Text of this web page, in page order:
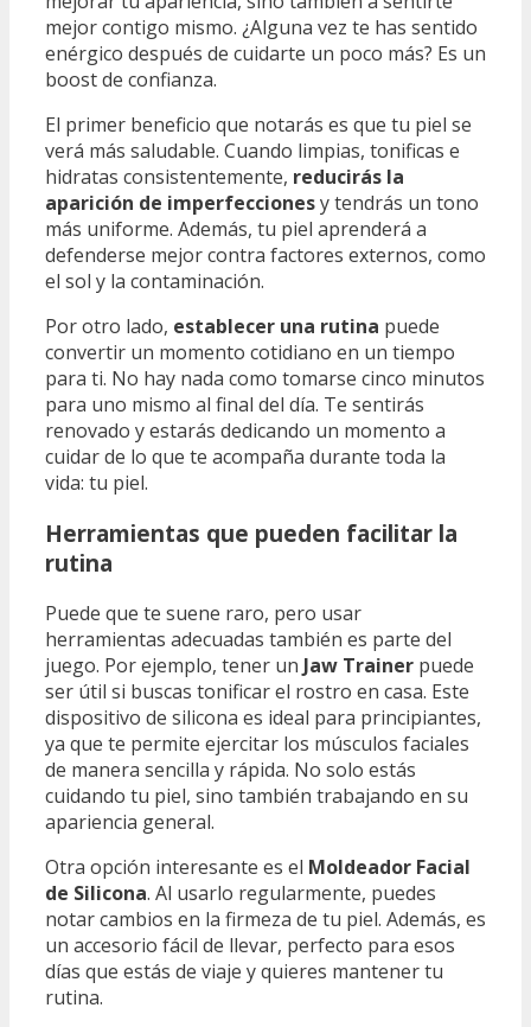
mejor contigo mismo. ¿Alguna vez te has sentido
enérgico después de cuidarte un poco más? Es un
boost de confianza.
El primer beneficio que notarás es que tu piel se
verá más saludable. Cuando limpias, tonificas e
hidratas consistentemente, reducirás la
aparición de imperfeccionesy tendrás un tono
más uniforme. Además, tu piel aprenderá a
defenderse mejor contra factores externos, como
el sol y la contaminación.
Por otro lado, establecer una rutina puede
convertir un momento cotidiano en un tiempo
para ti. No hay nada como tomarse cinco minutos
para uno mismo al final del día. Te sentirás
renovado y estarás dedicando un momento a
cuidar de lo que te acompaña durante toda la
vida: tu piel.
Herramientas que pueden facilitar la
rutina
Puede que te suene raro, pero usar
herramientas adecuadas también es parte del
juego. Por ejemplo, tener un Jaw Trainer puede
ser útil si buscas tonificar el rostro en casa. Este
dispositivo de silicona es ideal para principiantes,
ya que te permite ejercitar los músculos faciales
de manera sencilla y rápida. No solo estás
cuidando tu piel, sino también trabajando en su
apariencia general.
Otra opción interesante es el Moldeador Facial
de Silicona. Al usarlo regularmente, puedes
notar cambios en la firmeza de tu piel. Además, es
un accesorio fácil de llevar, perfecto para esos
días que estás de viaje y quieres mantener tu
rutina.